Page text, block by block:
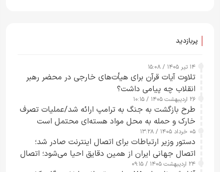
پربازدید
۱۴ تیر ۱۴۰۵ / ۱۵:۰۸
تلاوت آیات قرآن برای هیأت‌های خارجی در محضر رهبر
انقلاب چه پیامی داشت؟
۲۶ اردیبهشت ۱۴۰۵ / ۱۰:۱۵
طرح‌ بازگشت به جنگ به ترامپ ارائه شد/عملیات تصرف
خارک و حمله به محل مواد هسته‌ای محتمل است
۰۵ خرداد ۱۴۰۵ / ۱۳:۲۸
دستور وزیر ارتباطات برای اتصال اینترنت صادر شد؛
اتصال جهانی ایران از همین دقایق احیا می‌شود؛ اتصال
کامل مردم تا ۲۴ ساعت آینده
۲۴ اردیبهشت ۱۴۰۵ / ۰۹:۱۵